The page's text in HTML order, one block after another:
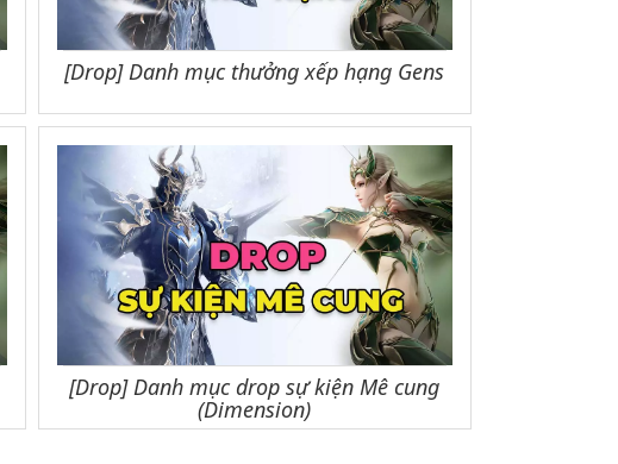
[Drop] Danh mục thưởng xếp hạng Gens
[Drop] Danh mục drop sự kiện Mê cung
(Dimension)